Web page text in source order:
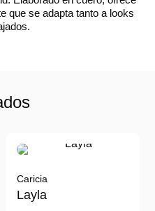
que se adapta tanto a looks
Caricia
Layla